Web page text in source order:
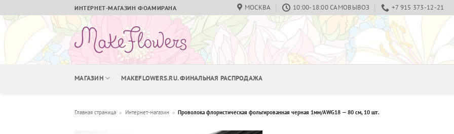
to
content
ИНТЕРНЕТ-МАГАЗИН ФОАМИРАНА МОСКВА 10:00-18:00 САМОВЫВОЗ +7 915 373-12-21
МАГАЗИН MAKEFLOWERS.RU. ФИНАЛЬНАЯ РАСПРОДАЖА
Главная страница » Интернет-магазин » Проволока флористическая фольгированная черная 1мм/AWG18 — 80 см, 10 шт.